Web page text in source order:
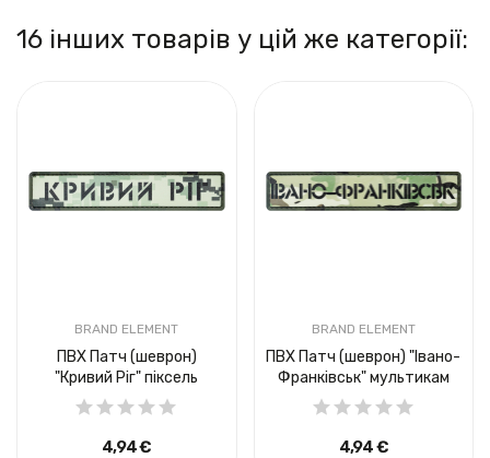
16 інших товарів у цій же категорії:
BRAND ELEMENT
ПВХ Патч (шеврон)
"Кривий Ріг" піксель
4,94 €
BRAND ELEMENT
ПВХ Патч (шеврон) "Івано-
Франківськ" мультикам
4,94 €